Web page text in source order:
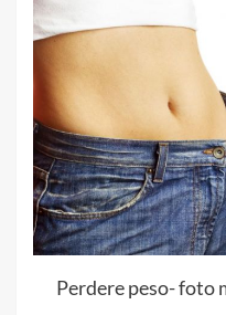
Perdere peso- foto